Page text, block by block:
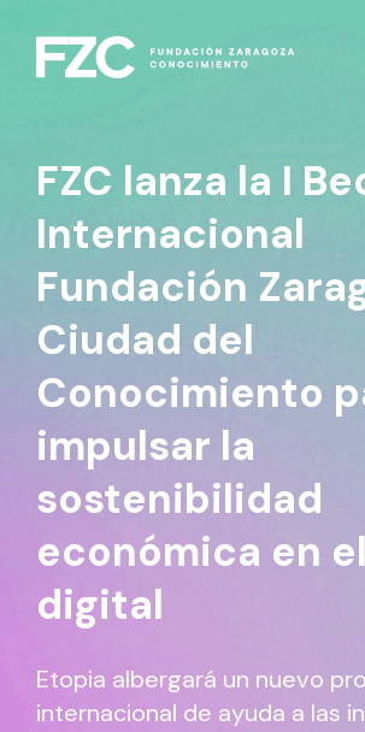
FZC lanza la I
Internacional
Fundación
Ciudad del
Conocimiento
impulsar la
sostenibilidad
económica en
digital
Etopia albergará un nuevo
internacional de ayuda a las